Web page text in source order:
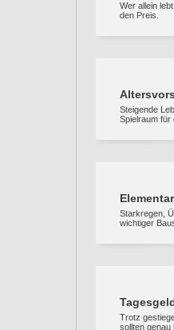
Wer allein
den Preis.
Steigende
Spielraum für
Starkregen,
wichtiger
Trotz
sollten genau